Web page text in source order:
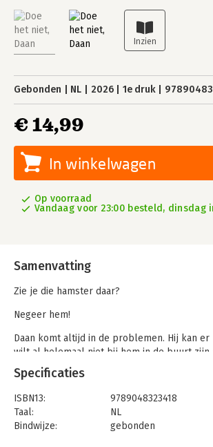
Gebonden NL 2026 1e druk
€ 14,99
In winkelwagen
Op voorraad
Vandaag voor 23:00 besteld, dinsdag
Samenvatting
Zie je die hamster daar?
Negeer hem!
Daan komt altijd in de problemen. Hij kan er
wilt al helemaal niet bij hem in de buurt
rode knop ziet!
probeert zijn opwellingen te onderdrukken.
Specificaties
ISBN13:
9789048323418
Taal:
NL
Bindwijze:
gebonden